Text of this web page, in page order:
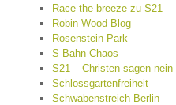
Race the breeze zu S21
Robin Wood Blog
Rosenstein-Park
S-Bahn-Chaos
S21 – Christen sagen nein
Schlossgartenfreiheit
Schwabenstreich Berlin